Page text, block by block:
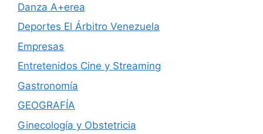
Danza A+erea
Deportes El Árbitro Venezuela
Empresas
Entretenidos Cine y Streaming
Gastronomía
GEOGRAFÍA
Ginecología y Obstetricia